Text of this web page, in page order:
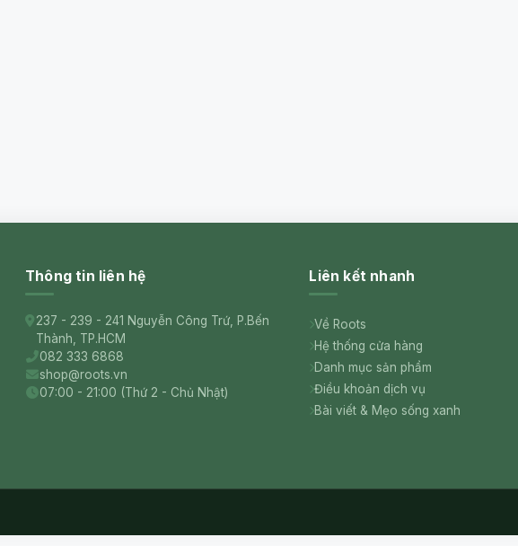
Thông tin liên hệ
237 - 239 - 241 Nguyễn Công Trứ, P.Bến
Thành, TP.HCM
082 333 6868
shop@roots.vn
07:00 - 21:00 (Thứ 2 - Chủ Nhật)
Liên kết nhanh
Về Roots
Hệ thống cửa hàng
Danh mục sản phẩm
Điều khoản dịch vụ
Bài viết & Mẹo sống xanh